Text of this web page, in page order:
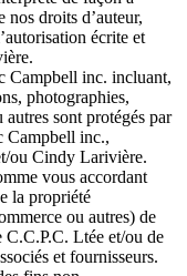
droits d’auteur,
écrite et
Campbell inc. incluant,
photographies,
sont protégés par
Campbell inc.,
ou Cindy Larivière.
vous accordant
la propriété
ou autres) de
Ltée et/ou de
et fournisseurs.